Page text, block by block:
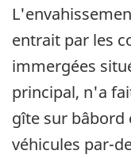
entrait par les
immergées
principal, n'a
gîte sur bâbord
véhicules par-